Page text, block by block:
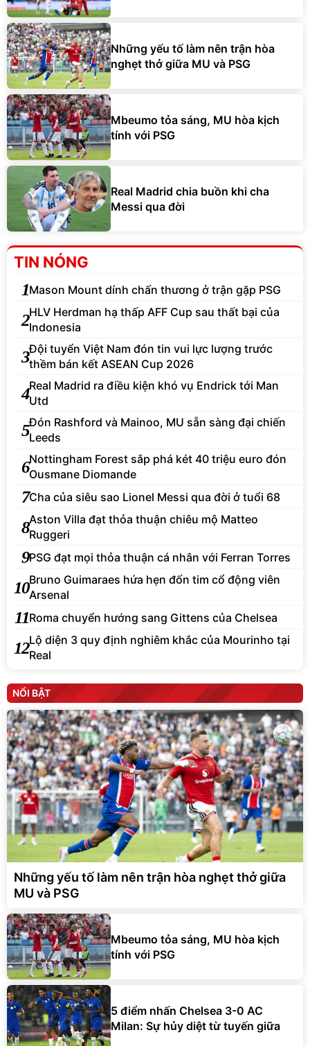
Những yếu tố làm nên trận hòa
nghẹt thở giữa MU và PSG
Mbeumo tỏa sáng, MU hòa kịch
tính với PSG
Real Madrid chia buồn khi cha
Messi qua đời
TIN NÓNG
1Mason Mount dính chấn thương ở trận gặp PSG
2HLV Herdman hạ thấp AFF Cup sau thất bại của
Indonesia
3Đội tuyển Việt Nam đón tin vui lực lượng trước
thềm bán kết ASEAN Cup 2026
4Real Madrid ra điều kiện khó vụ Endrick tới Man
Utd
5Đón Rashford và Mainoo, MU sẵn sàng đại chiến
Leeds
6Nottingham Forest sắp phá két 40 triệu euro đón
Ousmane Diomande
7Cha của siêu sao Lionel Messi qua đời ở tuổi 68
8Aston Villa đạt thỏa thuận chiêu mộ Matteo
Ruggeri
9PSG đạt mọi thỏa thuận cá nhân với Ferran Torres
10Bruno Guimaraes hứa hẹn đốn tim cổ động viên
Arsenal
11Roma chuyển hướng sang Gittens của Chelsea
12Lộ diện 3 quy định nghiêm khắc của Mourinho tại
Real
NỔI BẬT
Những yếu tố làm nên trận hòa nghẹt thở giữa
MU và PSG
Mbeumo tỏa sáng, MU hòa kịch
tính với PSG
5 điểm nhấn Chelsea 3-0 AC
Milan: Sự hủy diệt từ tuyến giữa